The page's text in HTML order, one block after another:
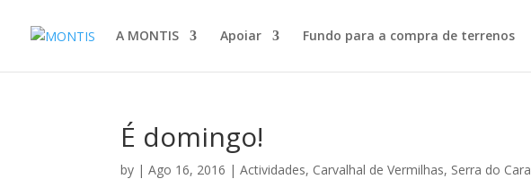
A MONTIS Apoiar Fundo para a compra de terrenos
É domingo!
by |Ago 16, 2016 |Actividades, Carvalhal de Vermilhas, Serra do